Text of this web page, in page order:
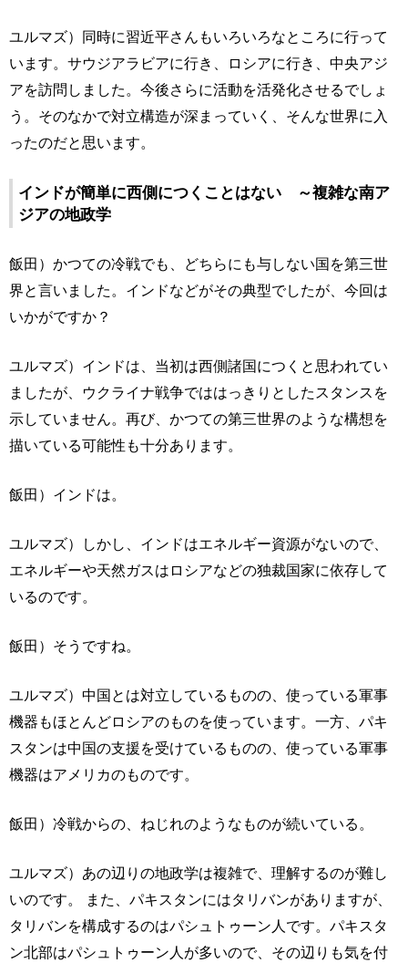
ユルマズ）同時に習近平さんもいろいろなところに行って
います。サウジアラビアに行き、ロシアに行き、中央アジ
アを訪問しました。今後さらに活動を活発化させるでしょ
う。そのなかで対立構造が深まっていく、そんな世界に入
ったのだと思います。
インドが簡単に西側につくことはない ～複雑な南ア
ジアの地政学
飯田）かつての冷戦でも、どちらにも与しない国を第三世
界と言いました。インドなどがその典型でしたが、今回は
いかがですか？
ユルマズ）インドは、当初は西側諸国につくと思われてい
ましたが、ウクライナ戦争でははっきりとしたスタンスを
示していません。再び、かつての第三世界のような構想を
描いている可能性も十分あります。
飯田）インドは。
ユルマズ）しかし、インドはエネルギー資源がないので、
エネルギーや天然ガスはロシアなどの独裁国家に依存して
いるのです。
飯田）そうですね。
ユルマズ）中国とは対立しているものの、使っている軍事
機器もほとんどロシアのものを使っています。一方、パキ
スタンは中国の支援を受けているものの、使っている軍事
機器はアメリカのものです。
飯田）冷戦からの、ねじれのようなものが続いている。
ユルマズ）あの辺りの地政学は複雑で、理解するのが難し
いのです。 また、パキスタンにはタリバンがありますが、
タリバンを構成するのはパシュトゥーン人です。パキスタ
ン北部はパシュトゥーン人が多いので、その辺りも気を付